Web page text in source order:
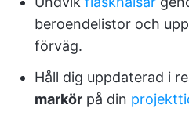
beroendelistor och
förväg.
Håll dig uppdaterad i
markör på din